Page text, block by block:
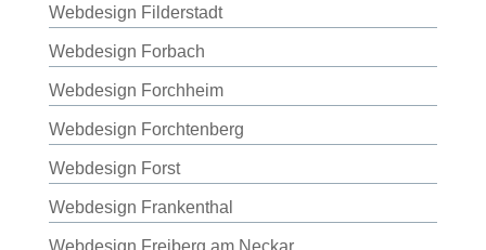
Webdesign Filderstadt
Webdesign Forbach
Webdesign Forchheim
Webdesign Forchtenberg
Webdesign Forst
Webdesign Frankenthal
Webdesign Freiberg am Neckar